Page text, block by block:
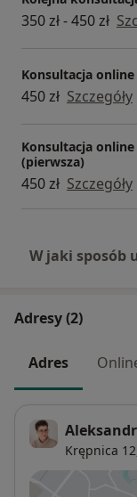
350 zł - 450 zł
Konsultacja
450 zł Szczegóły
Konsultacja
(pierwsza)
450 zł Szczegóły
W jaki sposób
Adresy (2)
Adres
Krępnica